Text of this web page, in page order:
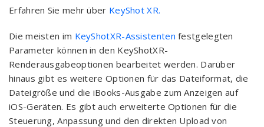
Erfahren Sie mehr über KeyShot XR.
Die meisten im KeyShotXR-Assistenten festgelegten
Parameter können in den KeyShotXR-
Renderausgabeoptionen bearbeitet werden. Darüber
hinaus gibt es weitere Optionen für das Dateiformat, die
Dateigröße und die iBooks-Ausgabe zum Anzeigen auf
iOS-Geräten. Es gibt auch erweiterte Optionen für die
Steuerung, Anpassung und den direkten Upload von